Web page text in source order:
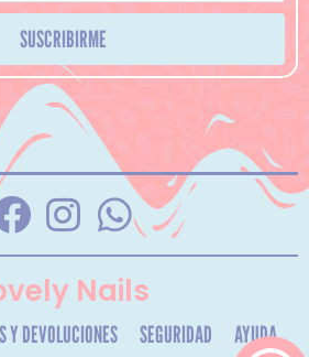
SUSCRIBIRME
Nails
Y DEVOLUCIONES SEGURIDAD AYUDA